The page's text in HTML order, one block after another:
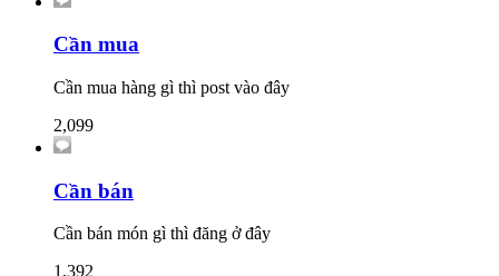
Cần mua
Cần mua hàng gì thì post vào đây
2,099
Cần bán
Cần bán món gì thì đăng ở đây
1,392